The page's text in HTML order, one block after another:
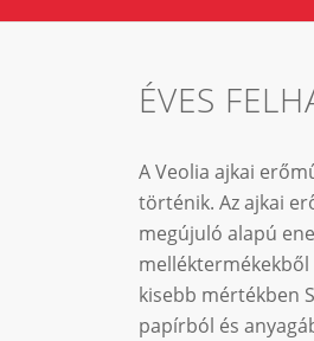
ÉVES
A Veolia ajkai
történik. Az ajkai
megújuló alapú
kisebb mértékben
papírból és